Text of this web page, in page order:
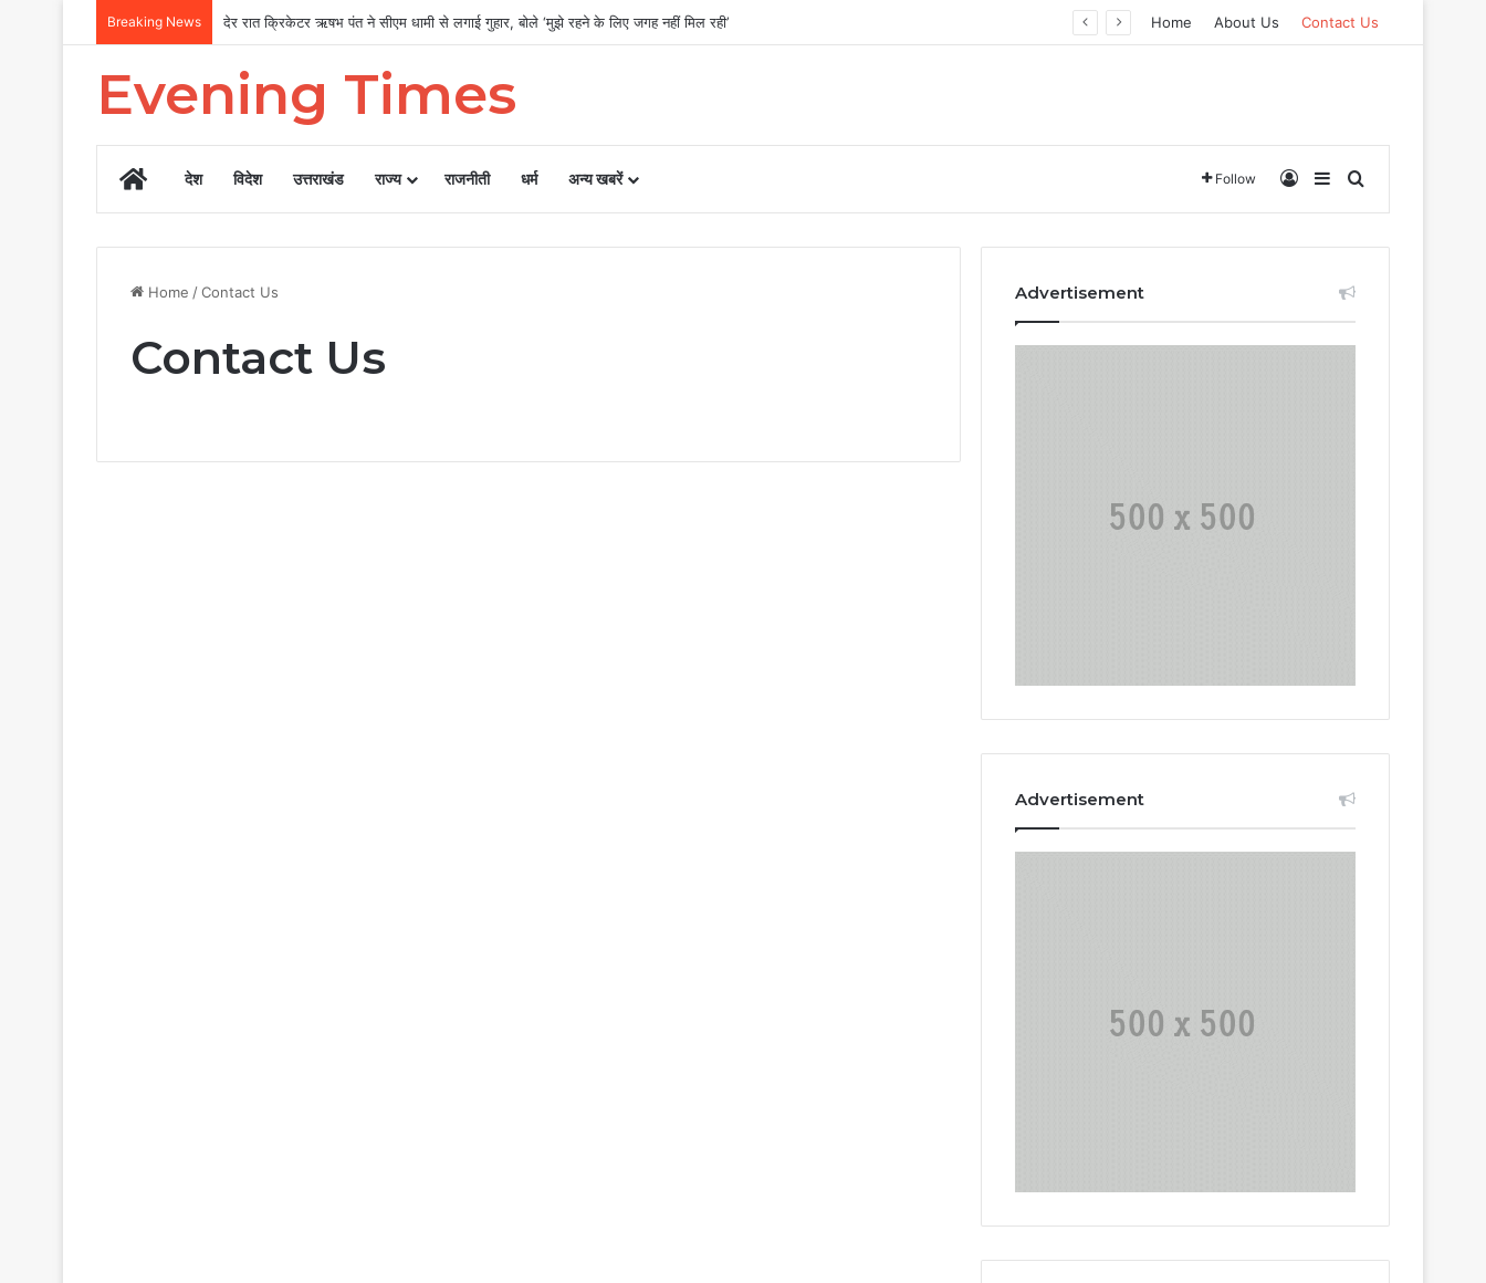
Breaking News उत्तराखंड सरकार का बड़ा फैसला, पुरुषों व महिलाओं को अब समान काम के लिए समान वेतन Home About Us Contact Us
Evening Times
Homeदेश विदेश उत्तराखंड राज्य राजनीती धर्म अन्य खबरें Follow Log InSidebarSearch for
Home /Contact Us
Contact Us
Advertisement
Advertisement